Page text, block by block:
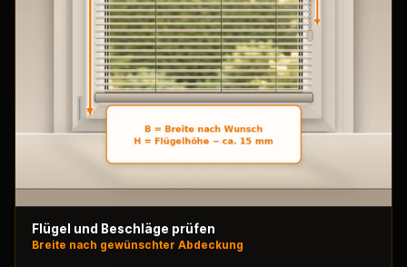
Flügel und Beschläge prüfen
Breite nach gewünschter Abdeckung